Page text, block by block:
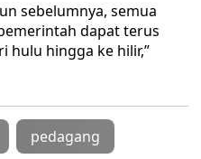
sebelumnya, semua
dapat terus
hulu hingga ke hilir,”
pedagang